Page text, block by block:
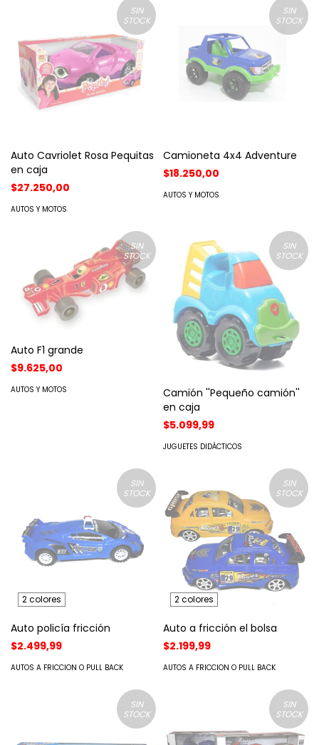
SIN
STOCK
Auto Cavriolet Rosa Pequitas
en caja
$27.250,00
AUTOS Y MOTOS
SIN
STOCK
Camioneta 4x4 Adventure
$18.250,00
AUTOS Y MOTOS
SIN
STOCK
Auto F1 grande
$9.625,00
AUTOS Y MOTOS
SIN
STOCK
Camión ''Pequeño camión''
en caja
$5.099,99
JUGUETES DIDÁCTICOS
SIN
STOCK
2 colores
Auto policía fricción
$2.499,99
AUTOS A FRICCION O PULL BACK
SIN
STOCK
2 colores
Auto a fricción el bolsa
$2.199,99
AUTOS A FRICCION O PULL BACK
SIN
STOCK
SIN
STOCK